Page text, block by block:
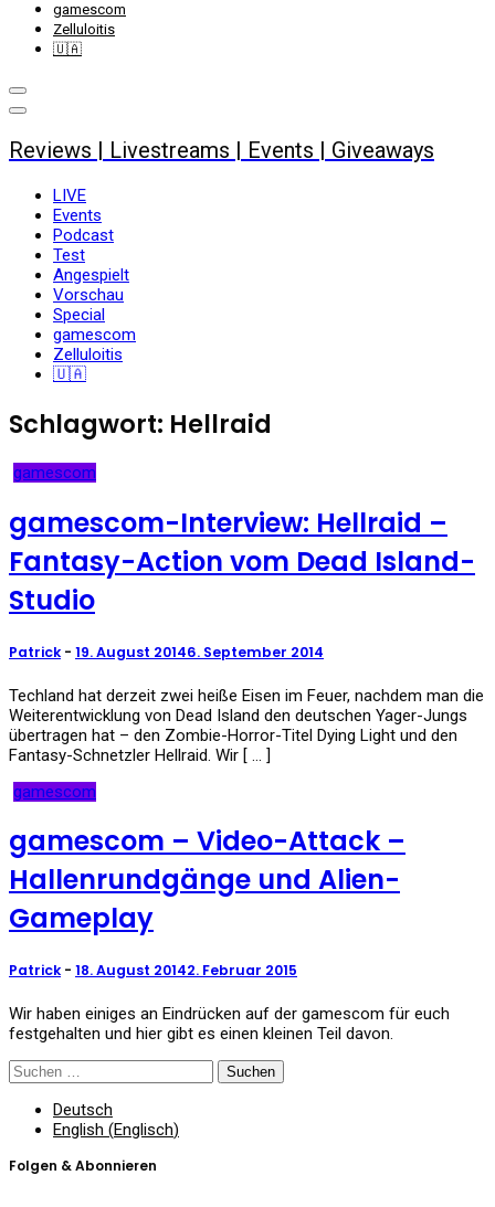
gamescom
Zelluloitis
🇺🇦
Reviews | Livestreams | Events | Giveaways
LIVE
Events
Podcast
Test
Angespielt
Vorschau
Special
gamescom
Zelluloitis
🇺🇦
Schlagwort: Hellraid
gamescom
gamescom-Interview: Hellraid –
Fantasy-Action vom Dead Island-
Studio
Patrick - 19. August 20146. September 2014
Techland hat derzeit zwei heiße Eisen im Feuer, nachdem man die
Weiterentwicklung von Dead Island den deutschen Yager-Jungs
übertragen hat – den Zombie-Horror-Titel Dying Light und den
Fantasy-Schnetzler Hellraid. Wir [ … ]
gamescom
gamescom – Video-Attack –
Hallenrundgänge und Alien-
Gameplay
Patrick - 18. August 20142. Februar 2015
Wir haben einiges an Eindrücken auf der gamescom für euch
festgehalten und hier gibt es einen kleinen Teil davon.
Suchen
nach:
Deutsch
English (Englisch)
Folgen & Abonnieren